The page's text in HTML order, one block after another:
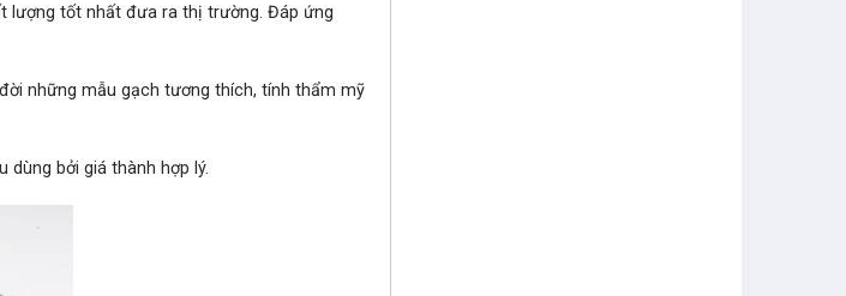
lượng tốt nhất đưa ra thị trường. Đáp ứng
những mẫu gạch tương thích, tính thẩm mỹ
dùng bởi giá thành hợp lý.